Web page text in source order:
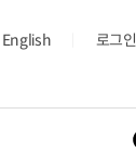
English 로그인